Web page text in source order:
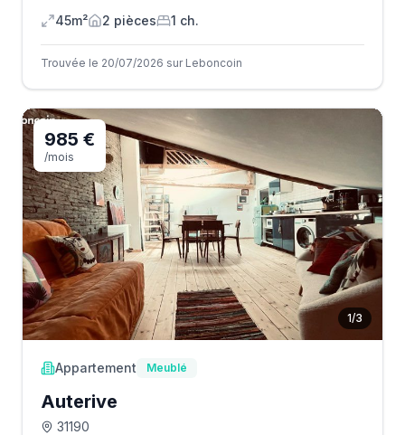
45m²
2 pièces 1 ch.
Trouvée le 20/07/2026 sur Leboncoin
1/3
985 €
/mois
Appartement Meublé
Auterive
31190